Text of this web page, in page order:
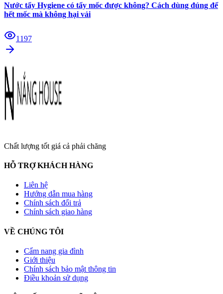
Nước tẩy Hygiene có tẩy mốc được không? Cách dùng đúng để
hết mốc mà không hại vải
1197
Chất lượng tốt giá cả phải chăng
HỖ TRỢ KHÁCH HÀNG
Liên hệ
Hướng dẫn mua hàng
Chính sách đổi trả
Chính sách giao hàng
VỀ CHÚNG TÔI
Cẩm nang gia đình
Giới thiệu
Chính sách bảo mật thông tin
Điều khoản sử dụng